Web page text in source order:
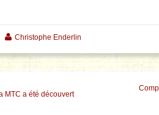
jour-là
Christophe Enderlin
MTC a été découvert